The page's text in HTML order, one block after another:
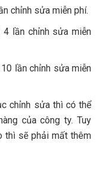
chỉnh sửa miễn phí.
lần chỉnh sửa miễn
lần chỉnh sửa miễn
chỉnh sửa thì có thể
của công ty. Tuy
thì sẽ phải mất thêm